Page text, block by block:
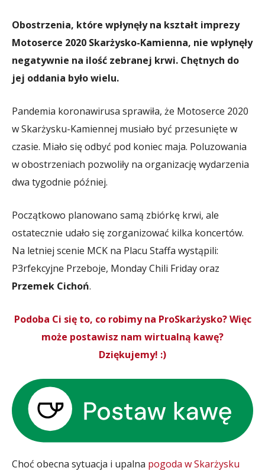
Obostrzenia, które wpłynęły na kształt imprezy
Motoserce 2020 Skarżysko-Kamienna, nie wpłynęły
negatywnie na ilość zebranej krwi. Chętnych do
jej oddania było wielu.
Pandemia koronawirusa sprawiła, że Motoserce 2020
w Skarżysku-Kamiennej musiało być przesunięte w
czasie. Miało się odbyć pod koniec maja. Poluzowania
w obostrzeniach pozwoliły na organizację wydarzenia
dwa tygodnie później.
Początkowo planowano samą zbiórkę krwi, ale
ostatecznie udało się zorganizować kilka koncertów.
Na letniej scenie MCK na Placu Staffa wystąpili:
P3rfekcyjne Przeboje, Monday Chili Friday oraz
Przemek Cichoń.
Podoba Ci się to, co robimy na ProSkarżysko? Więc
może postawisz nam wirtualną kawę?
Dziękujemy! :)
Choć obecna sytuacja i upalna pogoda w Skarżysku